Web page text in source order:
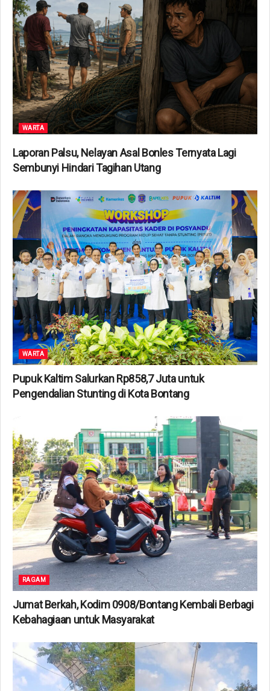
WARTA
Laporan Palsu, Nelayan Asal Bonles Ternyata Lagi
Sembunyi Hindari Tagihan Utang
WARTA
Pupuk Kaltim Salurkan Rp858,7 Juta untuk
Pengendalian Stunting di Kota Bontang
RAGAM
Jumat Berkah, Kodim 0908/Bontang Kembali Berbagi
Kebahagiaan untuk Masyarakat